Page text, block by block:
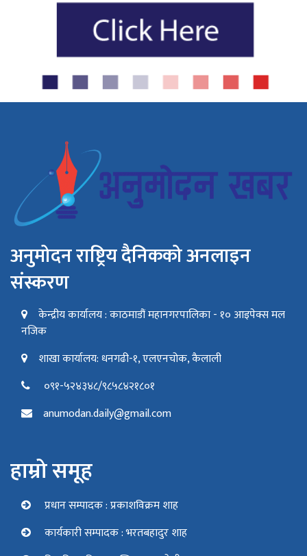
अनुमोदन राष्ट्रिय दैनिकको अनलाइन
संस्करण
केन्द्रीय कार्यालय : काठमाडौं महानगरपालिका - १० आइपेक्स मल
नजिक
शाखा कार्यालय: धनगढी-१, एलएनचोक, कैलाली
०९१-५२४३४८/९८५८४२१८०१
anumodan.daily@gmail.com
हाम्रो समूह
प्रधान सम्पादक : प्रकाशविक्रम शाह
कार्यकारी सम्पादक : भरतबहादुर शाह